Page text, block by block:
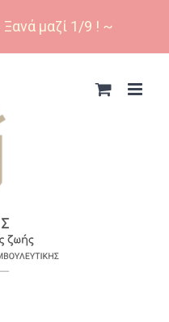
μαζί 1/9 ! ~